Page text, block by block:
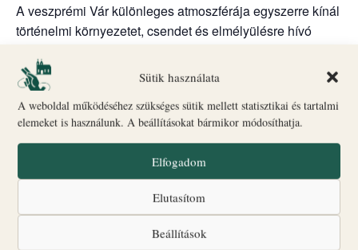
Sütik használata
A weboldal működéséhez szükséges sütik mellett statisztikai és tartalmi
elemeket is használunk. A beállításokat bármikor módosíthatja.
Elfogadom
Elutasítom
Beállítások
A veszprémi Vár különleges atmoszférája egyszerre kínál
történelmi környezetet, csendet és elmélyülésre hívó
résztvevők saját gondolataikkal és kérdéseikkel is
bekapcsolódjanak a közös útra.
Ez a program nem hagyományos idegenvezetés, hanem
egy olyan közös élmény, ahol a helyszín, a személyes
reflexió és a beszélgetés együtt formálja az estét.
2026. július 7.
(kedd) 18:30